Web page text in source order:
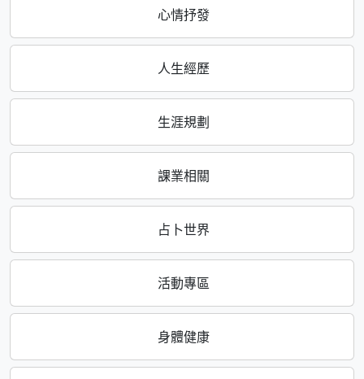
心情抒發
人生經歷
生涯規劃
課業相關
占卜世界
活動專區
身體健康